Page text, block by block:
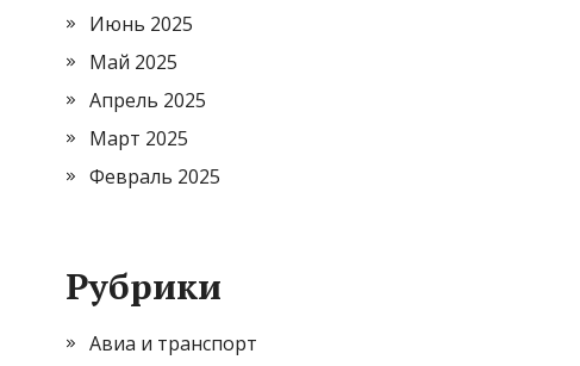
Июнь 2025
Май 2025
Апрель 2025
Март 2025
Февраль 2025
Рубрики
Авиа и транспорт